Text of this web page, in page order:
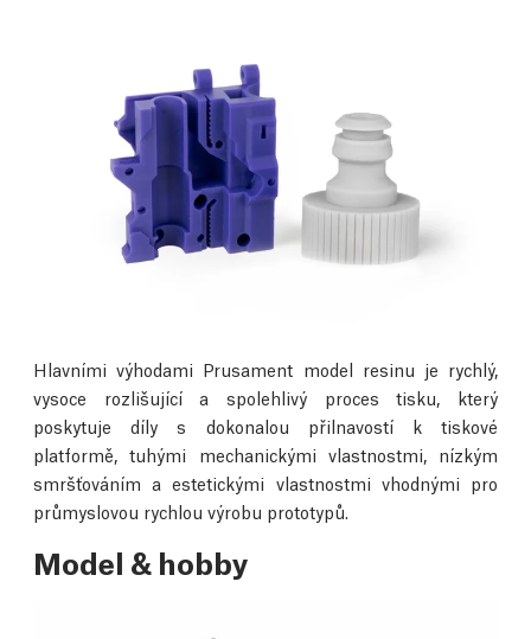
Hlavními výhodami Prusament model resinu je rychlý,
vysoce rozlišující a spolehlivý proces tisku, který
poskytuje díly s dokonalou přilnavostí k tiskové
platformě, tuhými mechanickými vlastnostmi, nízkým
smršťováním a estetickými vlastnostmi vhodnými pro
průmyslovou rychlou výrobu prototypů.
Model & hobby